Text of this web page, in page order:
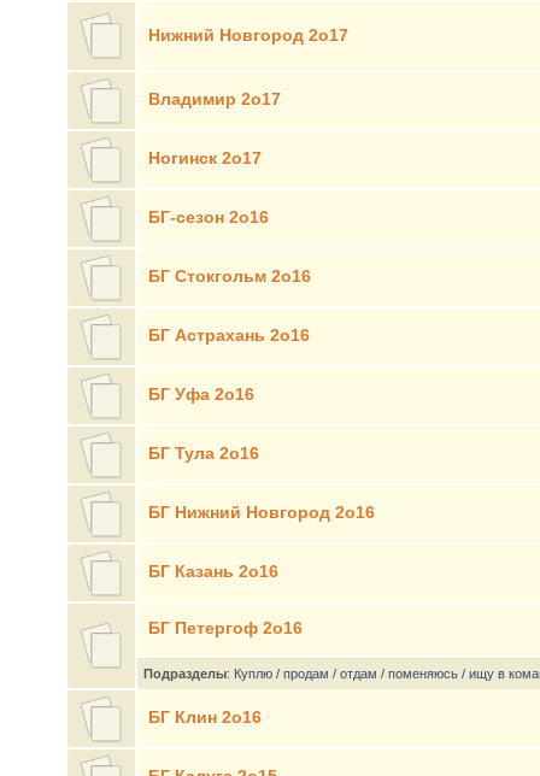
Нижний Новгород 2о17
Владимир 2о17
Ногинск 2о17
БГ-сезон 2о16
БГ Стокгольм 2о16
БГ Астрахань 2о16
БГ Уфа 2о16
БГ Тула 2о16
БГ Нижний Новгород 2о16
БГ Казань 2о16
БГ Петергоф 2о16
Подразделы: Куплю / продам / отдам / поменяюсь / ищу в
БГ Клин 2о16